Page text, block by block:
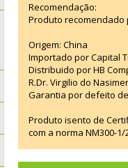
Recomendação:
Produto recomendado
Origem: China
Importado por Capital
Distribuido por HB
R.Dr. Virgilio do
Garantia por defeito
Produto isento de
com a norma NM300-